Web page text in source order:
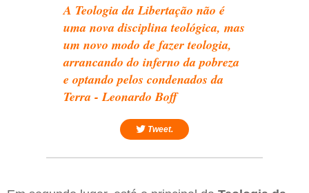
A Teologia da Libertação não é
uma nova disciplina teológica, mas
um novo modo de fazer teologia,
arrancando do inferno da pobreza
e optando pelos condenados da
Terra - Leonardo Boff
Tweet.